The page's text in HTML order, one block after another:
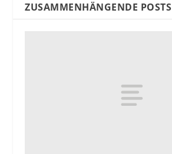
ZUSAMMENHÄNGENDE POSTS